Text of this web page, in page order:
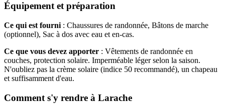
Équipement et préparation
Ce qui est fourni : Chaussures de randonnée, Bâtons de marche
(optionnel), Sac à dos avec eau et en-cas.
Ce que vous devez apporter : Vêtements de randonnée en
couches, protection solaire. Imperméable léger selon la saison.
N'oubliez pas la crème solaire (indice 50 recommandé), un chapeau
et suffisamment d'eau.
Comment s'y rendre à Larache